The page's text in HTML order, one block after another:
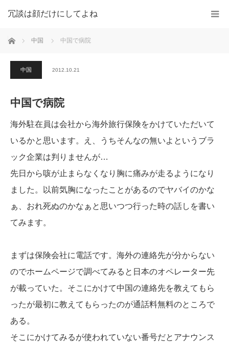
冗談は顔だけにしてよね
ホーム 中国 中国で病院
中国 2012.10.21
中国で病院
海外駐在員は会社から海外旅行保険をかけていただいて
いるかと思います。え、うちそんなの無いよというブラ
ック企業は判りませんが…
先日から咳が止まらなくなり胸に痛みが走るようになり
ました。以前気胸になったことがあるのでヤバイのかな
ぁ、おれ死ぬのかなぁと思いつつ行った時の話しを書い
てみます。
まずは保険会社に電話です。海外の連絡先が分からない
のでホームページで調べてみると日本のオペレーター先
が載っていた。そこにかけて中国の連絡先を教えてもら
ったが最初に教えてもらったのが通話料無料のところで
ある。
そこにかけてみるが使われていない番号だとアナウンス